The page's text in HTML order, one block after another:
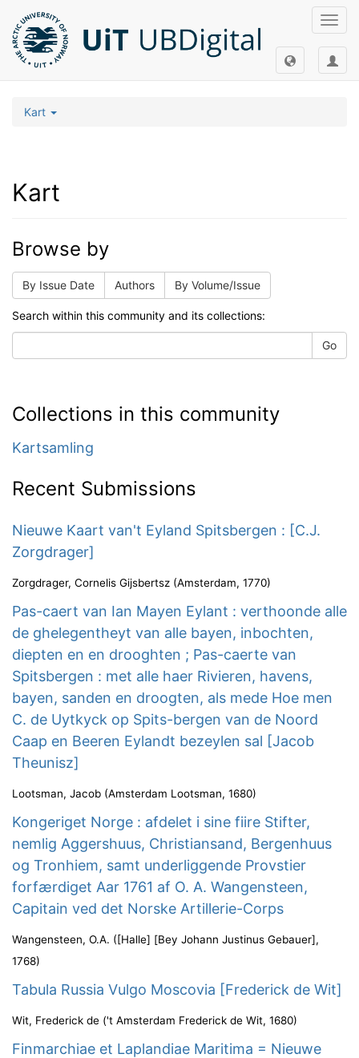
Kart
Kart
Browse by
By Issue Date Authors By Volume/Issue
Search within this community and its collections:
Go
Collections in this community
Kartsamling
Recent Submissions
Nieuwe Kaart van't Eyland Spitsbergen : [C.J.
Zorgdrager]
Zorgdrager, Cornelis Gijsbertsz (Amsterdam, 1770)
Pas-caert van Ian Mayen Eylant : verthoonde alle
de ghelegentheyt van alle bayen, inbochten,
diepten en en drooghten ; Pas-caerte van
Spitsbergen : met alle haer Rivieren, havens,
bayen, sanden en droogten, als mede Hoe men
C. de Uytkyck op Spits-bergen van de Noord
Caap en Beeren Eylandt bezeylen sal [Jacob
Theunisz]
Lootsman, Jacob (Amsterdam Lootsman, 1680)
Kongeriget Norge : afdelet i sine fiire Stifter,
nemlig Aggershuus, Christiansand, Bergenhuus
og Tronhiem, samt underliggende Provstier
forfærdiget Aar 1761 af O. A. Wangensteen,
Capitain ved det Norske Artillerie-Corps
Wangensteen, O.A. ([Halle] [Bey Johann Justinus Gebauer],
1768)
Tabula Russia Vulgo Moscovia [Frederick de Wit]
Wit, Frederick de ('t Amsterdam Frederick de Wit, 1680)
Finmarchiae et Laplandiae Maritima = Nieuwe